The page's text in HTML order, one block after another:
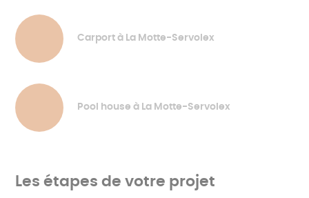
Carport à La Motte-Servolex
Pool house à La Motte-Servolex
Les étapes de votre projet